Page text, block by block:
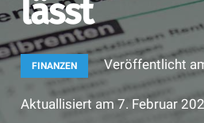
lässt
FINANZEN Veröffentlicht
Aktuallisiert am 7. Februar